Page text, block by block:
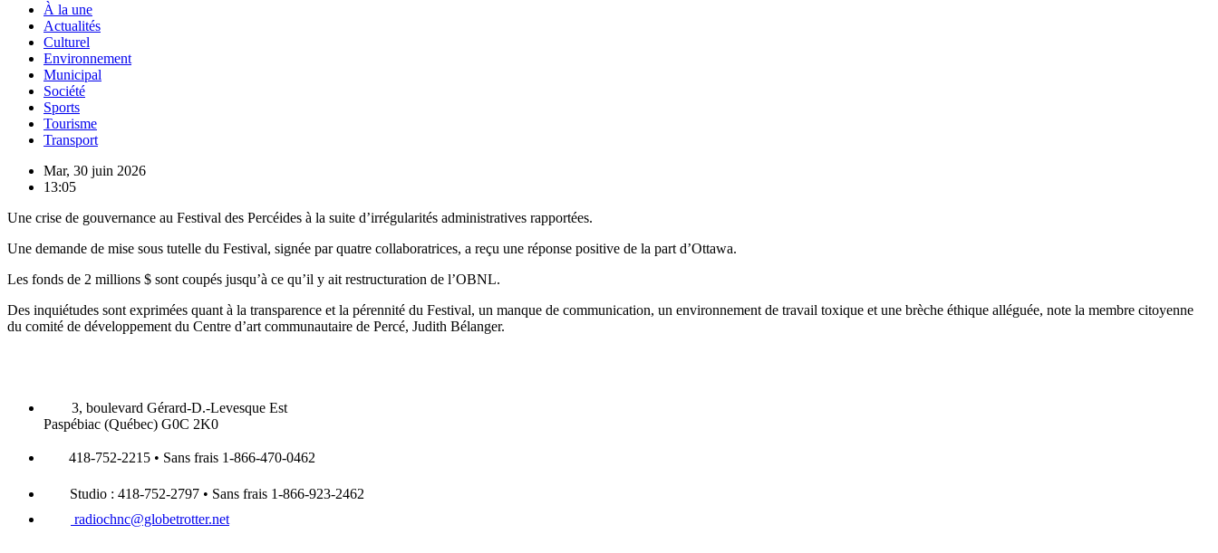
À la une
Actualités
Culturel
Environnement
Municipal
Société
Sports
Tourisme
Transport
Mar, 30 juin 2026
13:05
Une crise de gouvernance au Festival des Percéides à la suite d’irrégularités administratives rapportées.
Une demande de mise sous tutelle du Festival, signée par quatre collaboratrices, a reçu une réponse positive de la part d’Ottawa.
Les fonds de 2 millions $ sont coupés jusqu’à ce qu’il y ait restructuration de l’OBNL.
Des inquiétudes sont exprimées quant à la transparence et la pérennité du Festival, un manque de communication, un environnement de travail toxique et une brèche éthique alléguée, note la membre citoyenne
du comité de développement du Centre d’art communautaire de Percé, Judith Bélanger.
3, boulevard Gérard-D.-Levesque Est
Paspébiac (Québec) G0C 2K0
418-752-2215 • Sans frais 1-866-470-0462
Studio : 418-752-2797 • Sans frais 1-866-923-2462
radiochnc@globetrotter.net